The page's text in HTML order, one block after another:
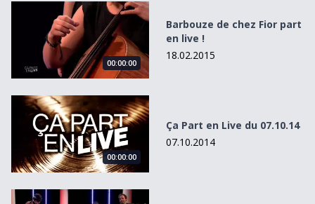
Barbouze de chez Fior part en live !
00:00:00
Barbouze de chez Fior part
en live !
18.02.2015
Ça Part en Live du 07.10.14
00:00:00
Ça Part en Live du 07.10.14
07.10.2014
Palko!Muski part en live !